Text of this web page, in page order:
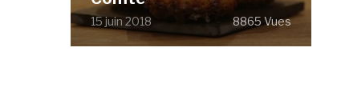
15 juin 2018 8865 Vues